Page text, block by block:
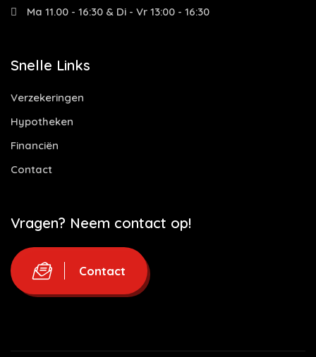
Ma 11.00 - 16:30 & Di - Vr 13:00 - 16:30
Snelle Links
Verzekeringen
Hypotheken
Financiën
Contact
Vragen? Neem contact op!
Contact